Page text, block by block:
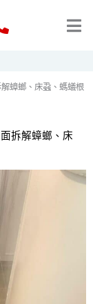
蟑螂、床蝨、螞蟻根
拆解蟑螂、床